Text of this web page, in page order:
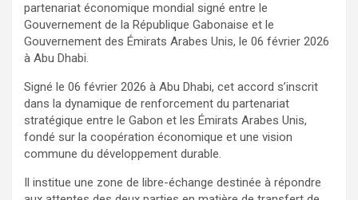
partenariat économique mondial signé entre le
Gouvernement de la République Gabonaise et le
Gouvernement des Émirats Arabes Unis, le 06 février 2026
à Abu Dhabi.
Signé le 06 février 2026 à Abu Dhabi, cet accord s’inscrit
dans la dynamique de renforcement du partenariat
stratégique entre le Gabon et les Émirats Arabes Unis,
fondé sur la coopération économique et une vision
commune du développement durable.
Il institue une zone de libre-échange destinée à répondre